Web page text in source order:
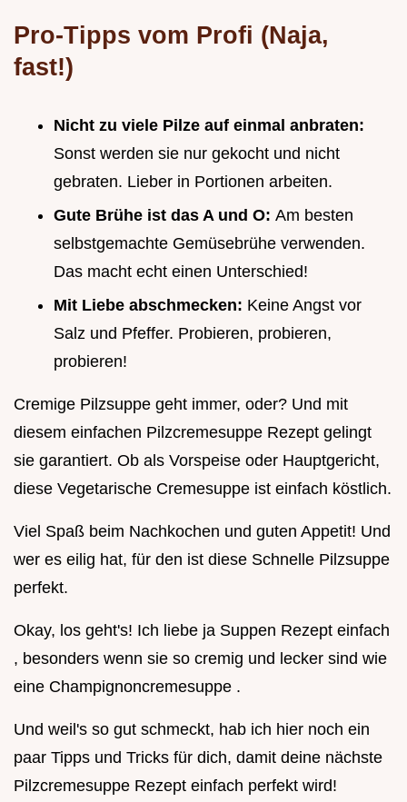
Pro-Tipps vom Profi (Naja,
fast!)
Nicht zu viele Pilze auf einmal anbraten:
Sonst werden sie nur gekocht und nicht
gebraten. Lieber in Portionen arbeiten.
Gute Brühe ist das A und O: Am besten
selbstgemachte Gemüsebrühe verwenden.
Das macht echt einen Unterschied!
Mit Liebe abschmecken: Keine Angst vor
Salz und Pfeffer. Probieren, probieren,
probieren!
Cremige Pilzsuppe geht immer, oder? Und mit
diesem einfachen Pilzcremesuppe Rezept gelingt
sie garantiert. Ob als Vorspeise oder Hauptgericht,
diese Vegetarische Cremesuppe ist einfach köstlich.
Viel Spaß beim Nachkochen und guten Appetit! Und
wer es eilig hat, für den ist diese Schnelle Pilzsuppe
perfekt.
Okay, los geht's! Ich liebe ja Suppen Rezept einfach
, besonders wenn sie so cremig und lecker sind wie
eine Champignoncremesuppe .
Und weil's so gut schmeckt, hab ich hier noch ein
paar Tipps und Tricks für dich, damit deine nächste
Pilzcremesuppe Rezept einfach perfekt wird!